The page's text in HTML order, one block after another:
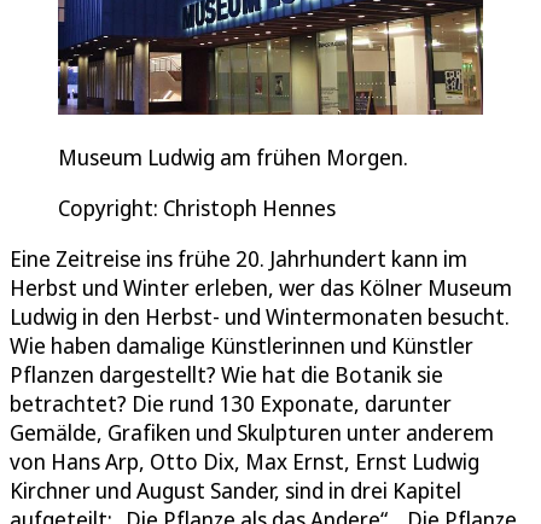
Museum Ludwig am frühen Morgen.
Copyright: Christoph Hennes
Eine Zeitreise ins frühe 20. Jahrhundert kann im
Herbst und Winter erleben, wer das Kölner Museum
Ludwig in den Herbst- und Wintermonaten besucht.
Wie haben damalige Künstlerinnen und Künstler
Pflanzen dargestellt? Wie hat die Botanik sie
betrachtet? Die rund 130 Exponate, darunter
Gemälde, Grafiken und Skulpturen unter anderem
von Hans Arp, Otto Dix, Max Ernst, Ernst Ludwig
Kirchner und August Sander, sind in drei Kapitel